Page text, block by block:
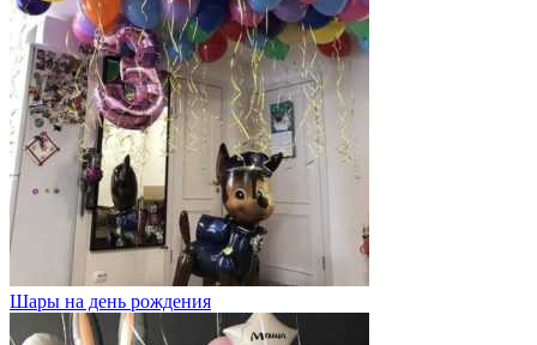
Шары на день рождения